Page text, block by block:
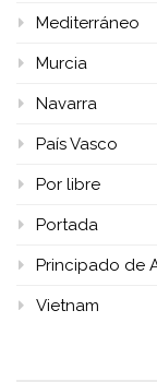
Mediterráneo
Murcia
Navarra
País Vasco
Por libre
Portada
Principado de
Vietnam